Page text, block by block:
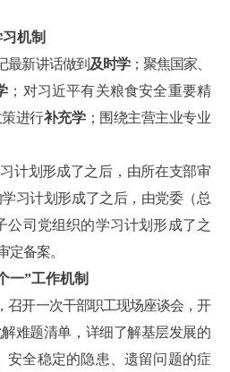
机制
最新讲话做到 及时学；聚焦国家、
；对习近平有关粮食安全重要精
进行补充学；围绕主营主业专业
计划形成了之后，由所在支部审
习计划形成了之后，由党委（总
公司党组织的学习计划形成了之
定备案。
一”工作机制
召开一次干部职工现场座谈会，开
难题清单，详细了解基层发展的
安全稳定的隐患、遗留问题的症